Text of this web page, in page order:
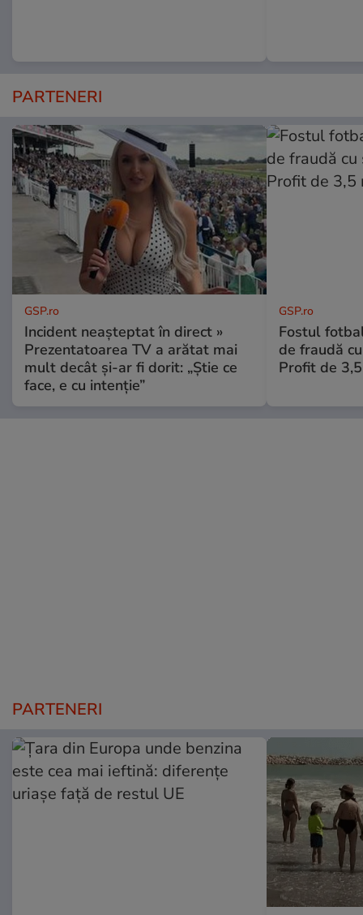
PARTENERI
GSP.ro
Incident neașteptat în direct »
Prezentatoarea TV a arătat mai
mult decât și-ar fi dorit: „Știe ce
face, e cu intenție”
GSP.ro
Fostul
de fraudă
Profit de
PARTENERI